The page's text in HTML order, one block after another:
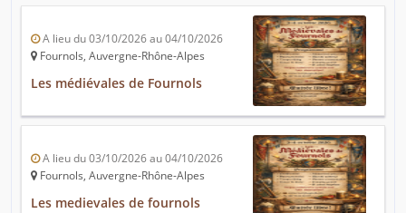
A lieu du 03/10/2026 au 04/10/2026
Fournols, Auvergne-Rhône-Alpes
Les médiévales de Fournols
A lieu du 03/10/2026 au 04/10/2026
Fournols, Auvergne-Rhône-Alpes
Les medievales de fournols